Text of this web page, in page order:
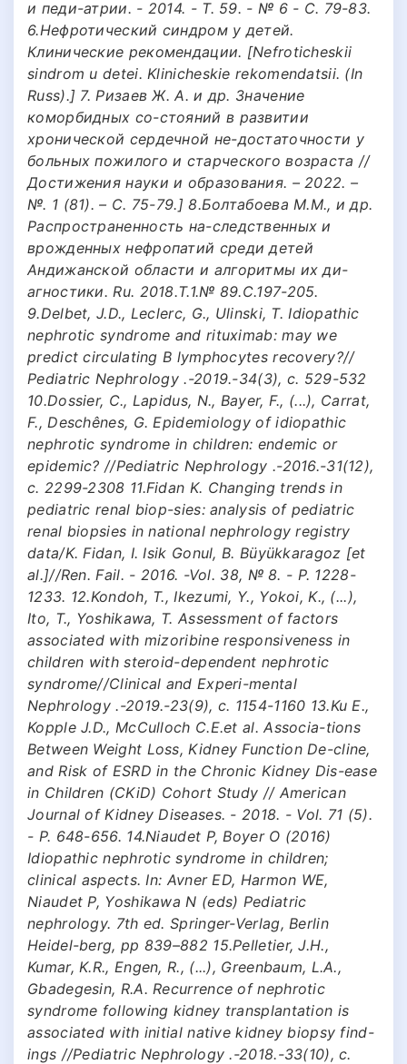
и педи-атрии. - 2014. - T. 59. - № 6 - С. 79-83.
6.Нефротический синдром у детей.
Клинические рекомендации. [Nefroticheskii
sindrom u detei. Klinicheskie rekomendatsii. (In
Russ).] 7. Ризаев Ж. А. и др. Значение
коморбидных со-стояний в развитии
хронической сердечной не-достаточности у
больных пожилого и старческого возраста //
Достижения науки и образования. – 2022. –
№. 1 (81). – С. 75-79.] 8.Болтабоева М.М., и др.
Распространенность на-следственных и
врожденных нефропатий среди детей
Андижанской области и алгоритмы их ди-
агностики. Ru. 2018.Т.1.№ 89.С.197-205.
9.Delbet, J.D., Leclerc, G., Ulinski, T. Idiopathic
nephrotic syndrome and rituximab: may we
predict circulating B lymphocytes recovery?//
Pediatric Nephrology .-2019.-34(3), с. 529-532
10.Dossier, C., Lapidus, N., Bayer, F., (...), Carrat,
F., Deschênes, G. Epidemiology of idiopathic
nephrotic syndrome in children: endemic or
epidemic? //Pediatric Nephrology .-2016.-31(12),
с. 2299-2308 11.Fidan K. Changing trends in
pediatric renal biop-sies: analysis of pediatric
renal biopsies in national nephrology registry
data/K. Fidan, I. Isik Gonul, B. Büyükkaragoz [et
al.]//Ren. Fail. - 2016. -Vol. 38, № 8. - P. 1228-
1233. 12.Kondoh, T., Ikezumi, Y., Yokoi, K., (...),
Ito, T., Yoshikawa, T. Assessment of factors
associated with mizoribine responsiveness in
children with steroid-dependent nephrotic
syndrome//Clinical and Experi-mental
Nephrology .-2019.-23(9), с. 1154-1160 13.Ku E.,
Kopple J.D., McCulloch C.E.et al. Associa-tions
Between Weight Loss, Kidney Function De-cline,
and Risk of ESRD in the Chronic Kidney Dis-ease
in Children (CKiD) Cohort Study // American
Journal of Kidney Diseases. - 2018. - Vol. 71 (5).
- P. 648-656. 14.Niaudet P, Boyer O (2016)
Idiopathic nephrotic syndrome in children;
clinical aspects. In: Avner ED, Harmon WE,
Niaudet P, Yoshikawa N (eds) Pediatric
nephrology. 7th ed. Springer-Verlag, Berlin
Heidel-berg, pp 839–882 15.Pelletier, J.H.,
Kumar, K.R., Engen, R., (...), Greenbaum, L.A.,
Gbadegesin, R.A. Recurrence of nephrotic
syndrome following kidney transplantation is
associated with initial native kidney biopsy find-
ings //Pediatric Nephrology .-2018.-33(10), с.